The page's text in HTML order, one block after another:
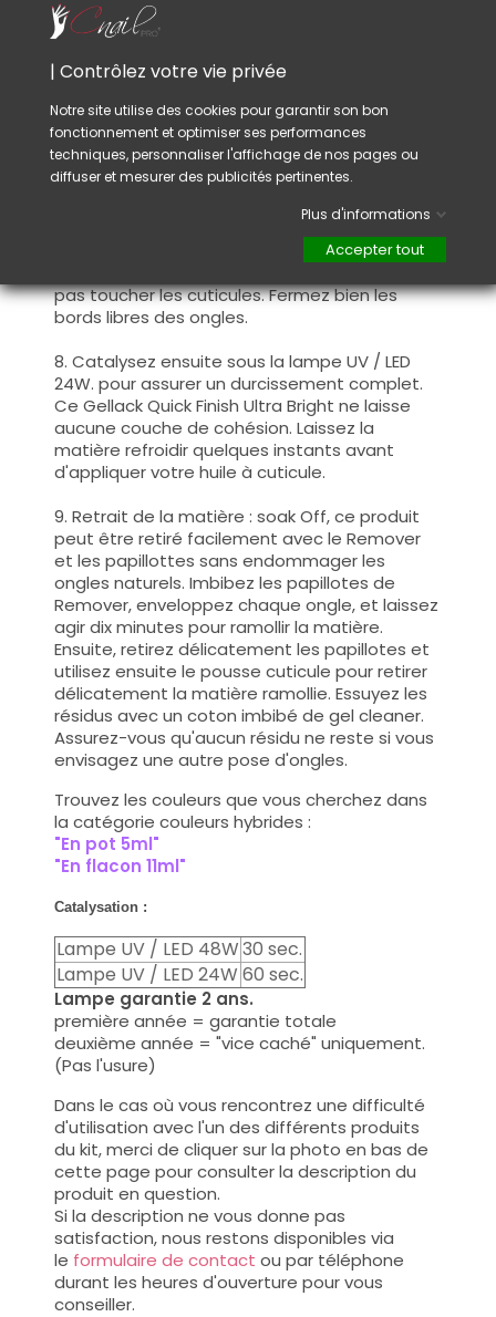
5. Finition : limez pour redonner la forme que
couches de couleur, catalysez entre chaque
couche sous la lampe UV / LED.PAS INCLUSE
DANS LE KIT
7. Utilisation du Gellack Quick Finish : appliquez
chaque ongle. Assurez-vous de couvrir toute
pas toucher les cuticules. Fermez bien les
bords libres des ongles.
8. Catalysez ensuite sous la lampe UV / LED
24W. pour assurer un durcissement complet.
Ce Gellack Quick Finish Ultra Bright ne laisse
aucune couche de cohésion. Laissez la
matière refroidir quelques instants avant
d'appliquer votre huile à cuticule.
9. Retrait de la matière : soak Off, ce produit
peut être retiré facilement avec le Remover
et les papillottes sans endommager les
ongles naturels. Imbibez les papillotes de
Remover, enveloppez chaque ongle, et laissez
agir dix minutes pour ramollir la matière.
Ensuite, retirez délicatement les papillotes et
utilisez ensuite le pousse cuticule pour retirer
délicatement la matière ramollie. Essuyez les
résidus avec un coton imbibé de gel cleaner.
Assurez-vous qu'aucun résidu ne reste si vous
envisagez une autre pose d'ongles.
Trouvez les couleurs que vous cherchez dans
la catégorie couleurs hybrides :
"En pot 5ml"
"En flacon 11ml"
Catalysation :
Lampe UV / LED 48W30 sec.
Lampe UV / LED 24W 60 sec.
Lampe garantie 2 ans.
première année = garantie totale
deuxième année = "vice caché" uniquement.
(Pas l'usure)
Dans le cas où vous rencontrez une difficulté
d'utilisation avec l'un des différents produits
du kit, merci de cliquer sur la photo en bas de
cette page pour consulter la description du
produit en question.
Si la description ne vous donne pas
satisfaction, nous restons disponibles via
le formulaire de contactou par téléphone
durant les heures d'ouverture pour vous
conseiller.
| Contrôlez votre vie privée
Notre site utilise des cookies pour garantir son bon
fonctionnement et optimiser ses performances
techniques, personnaliser l'affichage de nos pages ou
diffuser et mesurer des publicités pertinentes.
Plus d'informations
Accepter tout